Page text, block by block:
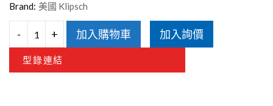
Brand: 美國 Klipsch
-
KLIPSCH
+ 加入購物車 加入詢價
型錄連結